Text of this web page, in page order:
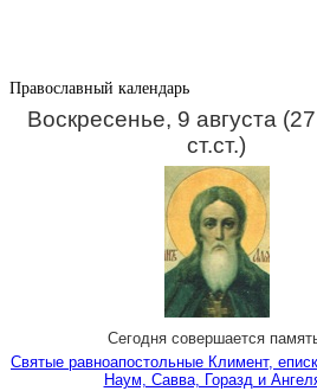
Православный календарь
Воскресенье, 9 августа
ст.ст.)
Сегодня совершается
Святые равноапостольные Климент,
Наум, Савва, Горазд и